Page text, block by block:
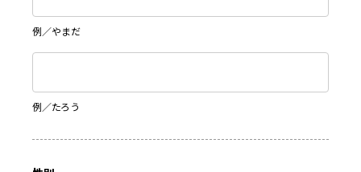
例／やまだ
例／たろう